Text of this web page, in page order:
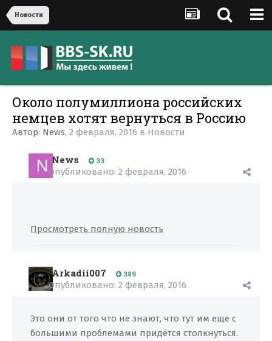
Новости
Около полумиллиона российских
немцев хотят вернуться в Россию
Автор: News, 2 февраля, 2016 в Новости
News 33
Опубликовано: 2 февраля, 2016
Просмотреть полную новость
Arkadii007 389
Опубликовано: 2 февраля, 2016
Это они от того что не знают, что тут им еще с
большими проблемами придётся столкнуться.